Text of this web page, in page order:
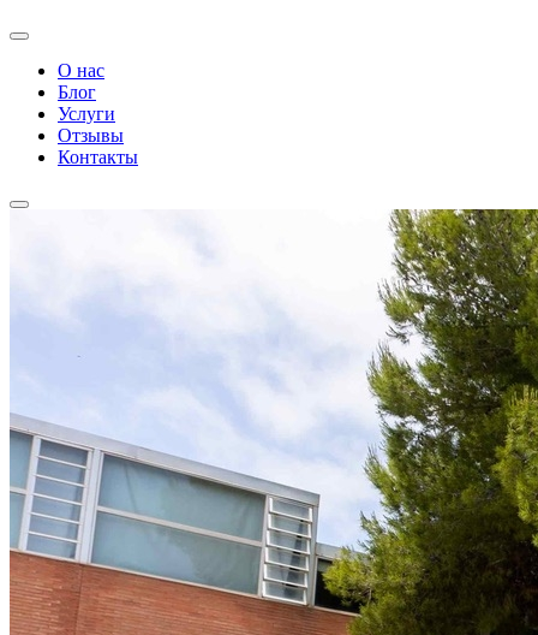
О нас
Блог
Услуги
Отзывы
Контакты